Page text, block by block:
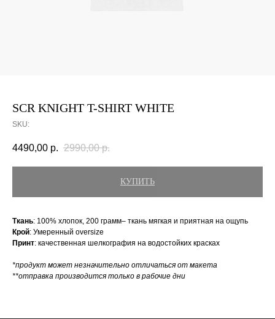
SCR KNIGHT T-SHIRT WHITE
SKU:
4490,00 р. 2990,00 р.
КУПИТЬ
Ткань: 100% хлопок, 200 грамм– ткань мягкая и приятная на ощупь
Крой: Умеренный oversize
Принт: качественная шелкография на водостойких красках
*продукт может незначительно отличаться от макета
**отправка производится только в рабочие дни